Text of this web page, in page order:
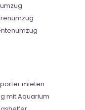
mieten
mit Aquarium